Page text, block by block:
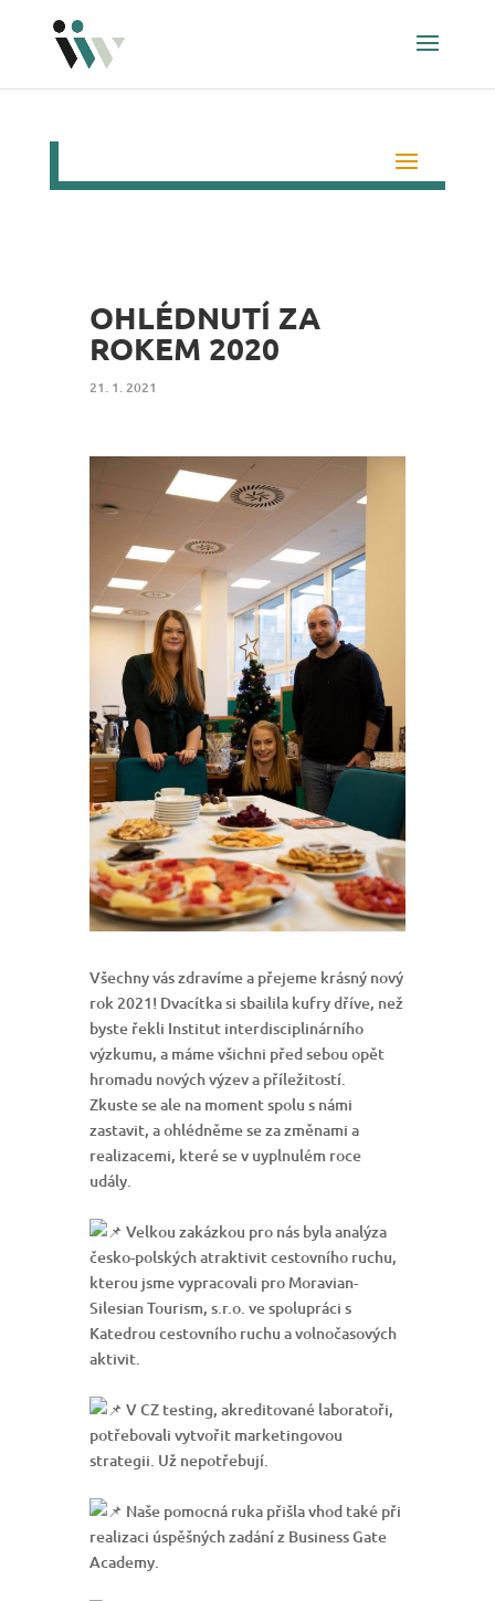
OHLÉDNUTÍ ZA
ROKEM 2020
21. 1. 2021
Všechny vás zdravíme a přejeme krásný nový
rok 2021! Dvacítka si sbailila kufry dříve, než
byste řekli Institut interdisciplinárního
výzkumu, a máme všichni před sebou opět
hromadu nových výzev a příležitostí.
Zkuste se ale na moment spolu s námi
zastavit, a ohlédněme se za změnami a
realizacemi, které se v uyplnulém roce
udály.
Velkou zakázkou pro nás byla analýza
česko-polských atraktivit cestovního ruchu,
kterou jsme vypracovali pro Moravian-
Silesian Tourism, s.r.o. ve spolupráci s
Katedrou cestovního ruchu a volnočasových
aktivit.
V CZ testing, akreditované laboratoři,
potřebovali vytvořit marketingovou
strategii. Už nepotřebují.
Naše pomocná ruka přišla vhod také při
realizaci úspěšných zadání z Business Gate
Academy.